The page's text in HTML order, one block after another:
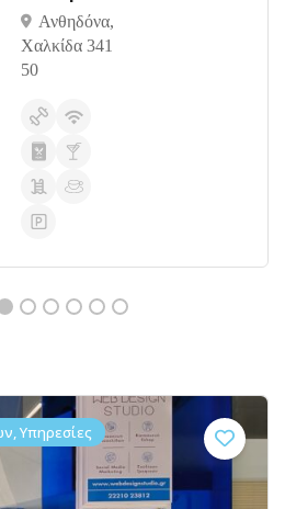
Ανθηδόνα,
Χαλκίδα 341
50
Υπηρεσίες